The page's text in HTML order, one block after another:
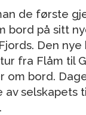
de første
bord på sitt
Den
fra Flåm til
om bord.
av selskapets